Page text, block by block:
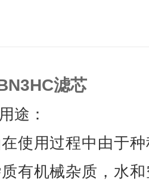
滤芯
途：
使用过程中由于
有机械杂质，水